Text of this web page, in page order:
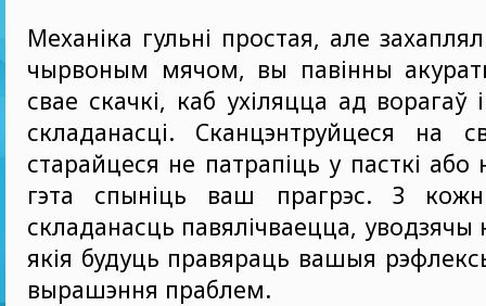
Механіка гульні простая, але
чырвоным мячом, вы павінны
свае скачкі, каб ухіляцца ад ворагаў
складанасці. Сканцэнтруйцеся на
старайцеся не патрапіць у пасткі або
гэта спыніць ваш прагрэс. З
складанасць павялічваецца, уводзячы
якія будуць правяраць вашыя
вырашэння праблем.